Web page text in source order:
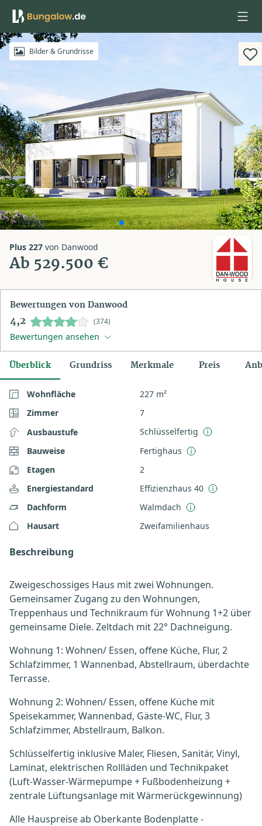
Anmelden
Bilder & Grundrisse
Plus 227 von Danwood
Ab 529.500 €
Bewertungen von Danwood
4,2 (374)
Bewertungen ansehen
Überblick Grundriss Merkmale Preis
Wohnfläche
227 m²
Zimmer
7
Ausbaustufe
Schlüsselfertig
Bauweise
Fertighaus
Etagen
2
Energiestandard
Effizienzhaus 40
Dachform
Walmdach
Hausart
Zweifamilienhaus
Beschreibung
Zweigeschossiges Haus mit zwei Wohnungen.
Gemeinsamer Zugang zu den Wohnungen,
Treppenhaus und Technikraum für Wohnung 1+2 über
gemeinsame Diele. Zeltdach mit 22° Dachneigung.
Wohnung 1: Wohnen/ Essen, offene Küche, Flur, 2
Schlafzimmer, 1 Wannenbad, Abstellraum, überdachte
Terrasse.
Wohnung 2: Wohnen/ Essen, offene Küche mit
Speisekammer, Wannenbad, Gäste-WC, Flur, 3
Schlafzimmer, Abstellraum, Balkon.
Schlüsselfertig inklusive Maler, Fliesen, Sanitär, Vinyl,
Laminat, elektrischen Rollläden und Technikpaket
(Luft-Wasser-Wärmepumpe + Fußbodenheizung +
zentrale Lüftungsanlage mit Wärmerückgewinnung)
Alle Hauspreise ab Oberkante Bodenplatte -